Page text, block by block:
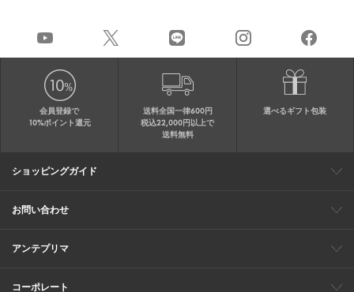
会員登録で
10%ポイント還元
送料全国一律600円
税込22,000円以上で
送料無料
選べるギフト包装
ショッピングガイド
会員特典
ご購入・配送について
返品について
ギフト包装
FAQ
サイトマップ
お問い合わせ
メールでのお問い合わせ
お修理についてのお問い合わせ
アンテプリマ
ブランドサイト
ショップリスト
ワイヤーバッグについて
特集
オンラインストアニュース
コーポレート